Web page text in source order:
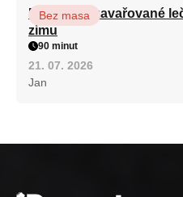
Babiččino zavařované
zimu
Bez masa
90 minut
21. 07. 2026
Jan